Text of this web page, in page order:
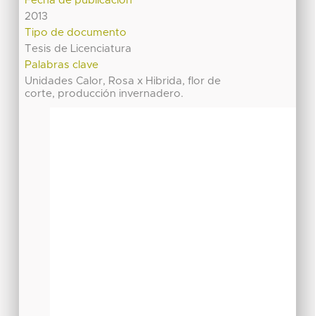
2013
Tipo de documento
Tesis de Licenciatura
Palabras clave
Unidades Calor, Rosa x Hibrida, flor de
corte, producción invernadero.